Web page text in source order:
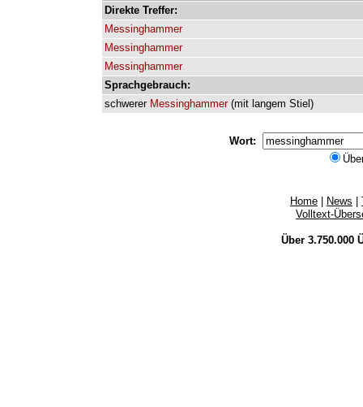
Direkte Treffer:
Messinghammer
Messinghammer
Messinghammer
Sprachgebrauch:
schwerer Messinghammer(mit langem Stiel )
Wort:
Home News
Volltext-
Über 3.750.000